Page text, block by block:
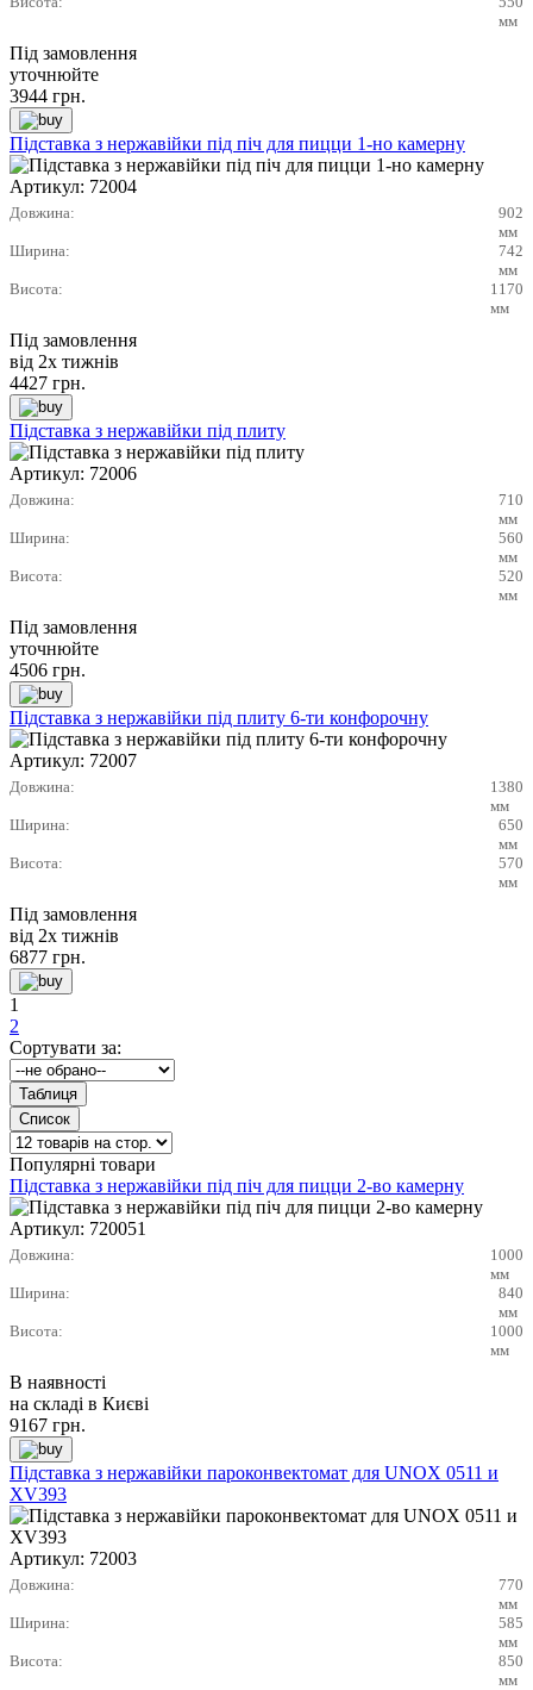
мм
Під замовлення
уточнюйте
3944 грн.
Підставка з нержавійки під піч для пицци 1-но камерну
Артикул: 72004
Довжина:
902
мм
Ширина:
742
мм
Висота:
1170
мм
Під замовлення
від 2х тижнів
4427 грн.
Підставка з нержавійки під плиту
Артикул: 72006
Довжина:
710
мм
Ширина:
560
мм
Висота:
520
мм
Під замовлення
уточнюйте
4506 грн.
Підставка з нержавійки під плиту 6-ти конфорочну
Артикул: 72007
Довжина:
1380
мм
Ширина:
650
мм
Висота:
570
мм
Під замовлення
від 2х тижнів
6877 грн.
1
2
Сортувати за:
Популярні товари
Підставка з нержавійки під піч для пицци 2-во камерну
Артикул: 720051
Довжина:
1000
мм
Ширина:
840
мм
Висота:
1000
мм
В наявності
на складі в Києві
9167 грн.
Підставка з нержавійки пароконвектомат для UNOX 0511 и
XV393
Артикул: 72003
Довжина:
770
мм
Ширина:
585
мм
Висота:
850
мм